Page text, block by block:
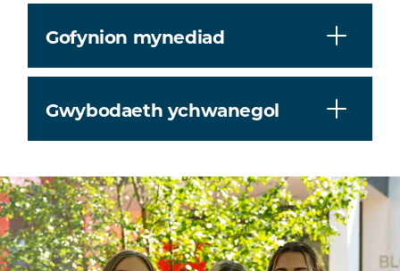
Gofynion mynediad
Gwybodaeth ychwanegol